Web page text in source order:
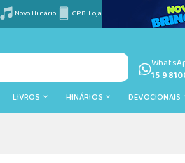
Novo Hinário CPB Loja
15
LIVROS HINÁRIOS DEVOCIONAIS